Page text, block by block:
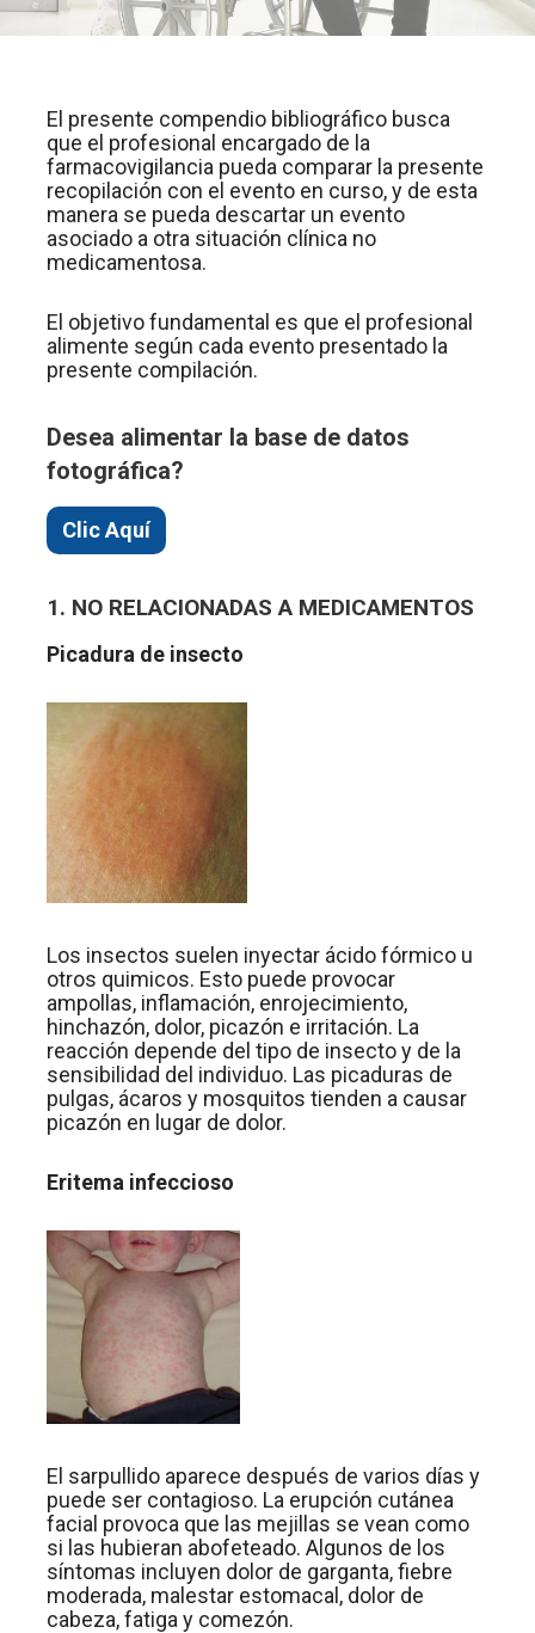
El presente compendio bibliográfico busca
que el profesional encargado de la
farmacovigilancia pueda comparar la presente
recopilación con el evento en curso, y de esta
manera se pueda descartar un evento
asociado a otra situación clínica no
medicamentosa.
El objetivo fundamental es que el profesional
alimente según cada evento presentado la
presente compilación.
Desea alimentar la base de datos
fotográfica?
Clic Aquí
1. NO RELACIONADAS A MEDICAMENTOS
Picadura de insecto
Los insectos suelen inyectar ácido fórmico u
otros quimicos. Esto puede provocar
ampollas, inflamación, enrojecimiento,
hinchazón, dolor, picazón e irritación. La
reacción depende del tipo de insecto y de la
sensibilidad del individuo. Las picaduras de
pulgas, ácaros y mosquitos tienden a causar
picazón en lugar de dolor.
Eritema infeccioso
El sarpullido aparece después de varios días y
puede ser contagioso. La erupción cutánea
facial provoca que las mejillas se vean como
si las hubieran abofeteado. Algunos de los
síntomas incluyen dolor de garganta, fiebre
moderada, malestar estomacal, dolor de
cabeza, fatiga y comezón.